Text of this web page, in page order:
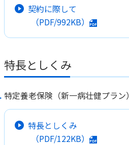
ラジオ体操・みんなの体操
ラジオ体操ポータルサイト
契約に際して
（PDF/992KB）
特長としくみ
特定養老保険（新一病壮健プラン）
特長としくみ
（PDF/122KB）